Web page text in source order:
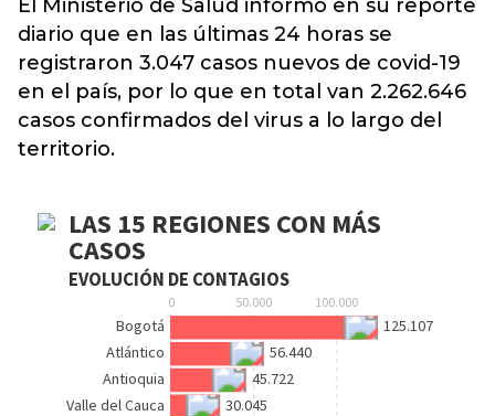
El Ministerio de Salud informó en su reporte
diario que en las últimas 24 horas se
registraron 3.047 casos nuevos de covid-19
en el país, por lo que en total van 2.262.646
casos confirmados del virus a lo largo del
territorio.